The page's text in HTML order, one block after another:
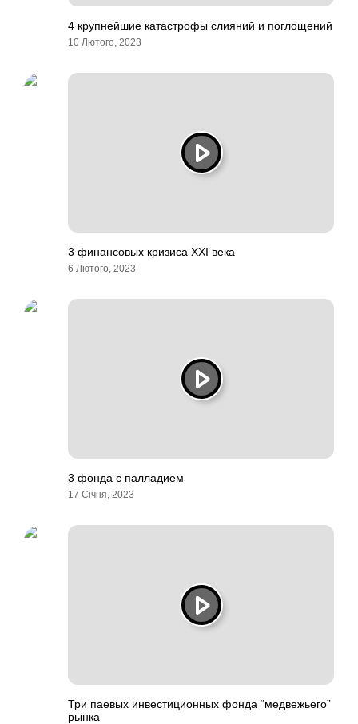
4 крупнейшие катастрофы слияний и поглощений
10 Лютого, 2023
3 финансовых кризиса XXI века
6 Лютого, 2023
3 фонда с палладием
17 Січня, 2023
Три паевых инвестиционных фонда “медвежьего”
рынка